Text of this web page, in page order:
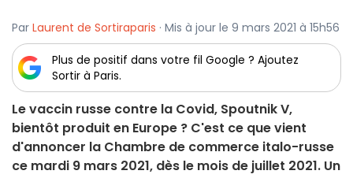
Par Laurent de Sortiraparis · Mis à jour le 9 mars 2021 à 15h56
Plus de positif dans votre fil Google ? Ajoutez
Sortir à Paris.
Le vaccin russe contre la Covid, Spoutnik V,
bientôt produit en Europe ? C'est ce que vient
d'annoncer la Chambre de commerce italo-russe
ce mardi 9 mars 2021, dès le mois de juillet 2021. Un